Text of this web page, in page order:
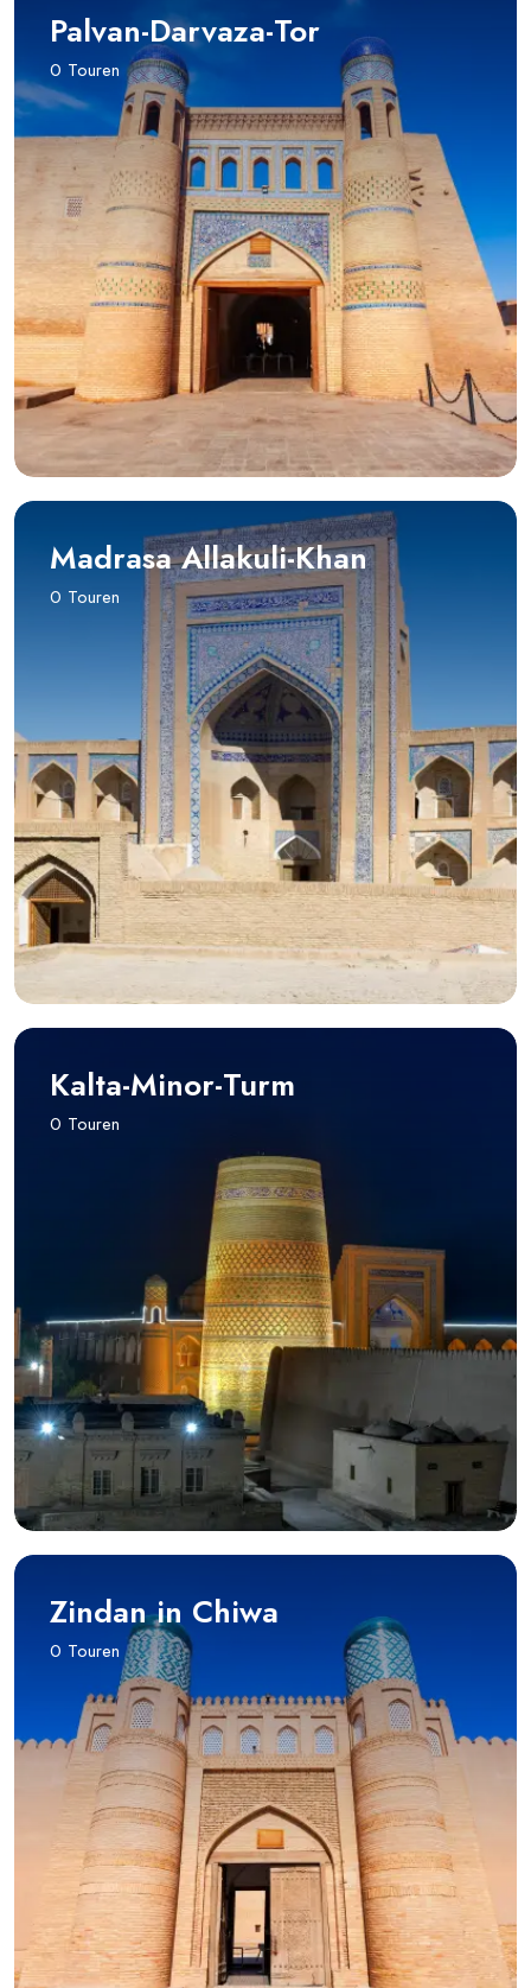
Palvan-Darvaza-Tor
0 Touren
Madrasa Allakuli-Khan
0 Touren
Kalta-Minor-Turm
0 Touren
Zindan in Chiwa
0 Touren